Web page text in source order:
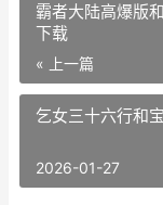
霸者大陆高爆版
下载
« 上一篇
乞女三十六行和
2026-01-27